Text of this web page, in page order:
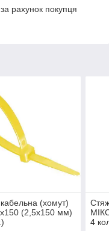
рахунок покупця
(хомут)
(2,5х150 мм)
4